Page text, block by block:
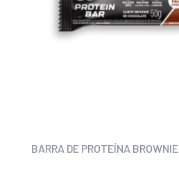
BARRA DE PROTEÍNA BROWNIE